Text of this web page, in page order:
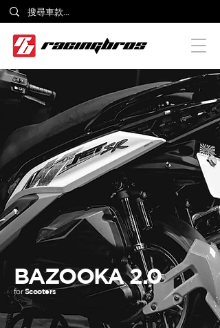
BAZOOKA 2.0
forScooters